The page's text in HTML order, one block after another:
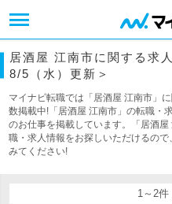
居酒屋 江南市に関する求
8/5（水）更新＞
マイナビ転職では「居酒屋 江南市」
数掲載中!「居酒屋 江南市」の転職・
のお仕事を掲載しています。「居酒
職・求人情報をお探しいただけるの
みてください!
1～2件